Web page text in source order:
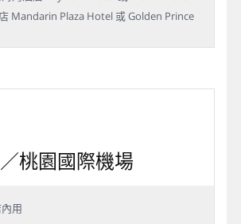
Mandarin Plaza Hotel 或 Golden Prince
桃園國際機場
用